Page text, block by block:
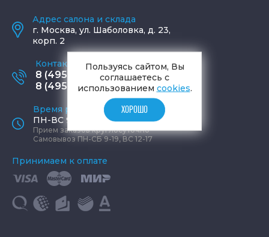
Адрес салона и склада
г. Москва, ул. Шаболовка, д. 23,
корп. 2
Контактные телефоны
8 (495) 795-77-65
8 (495) 797-11-67
Время работы офиса
ПН-ВС 9:00 - 19:00
Прием заказов круглосуточно
Самовывоз ПН-СБ 9-19, ВС 12-17
Принимаем к оплате
Пользуясь сайтом, Вы
соглашаетесь с
использованием cookies.
ХОРОШО